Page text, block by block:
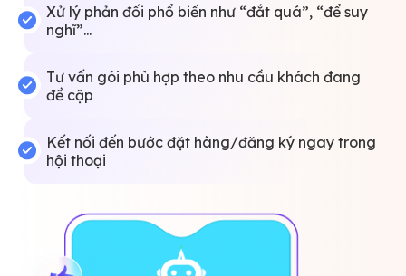
Xử lý phản đối phổ biến như “đắt quá”, “để suy
nghĩ”...
Tư vấn gói phù hợp theo nhu cầu khách đang
đề cập
Kết nối đến bước đặt hàng/đăng ký ngay trong
hội thoại